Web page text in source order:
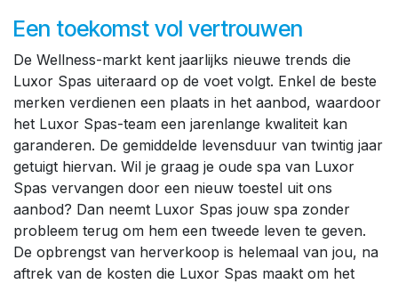
Een toekomst vol vertrouwen
De Wellness-markt kent jaarlijks nieuwe trends die
Luxor Spas uiteraard op de voet volgt. Enkel de beste
merken verdienen een plaats in het aanbod, waardoor
het Luxor Spas-team een jarenlange kwaliteit kan
garanderen. De gemiddelde levensduur van twintig jaar
getuigt hiervan. Wil je graag je oude spa van Luxor
Spas vervangen door een nieuw toestel uit ons
aanbod? Dan neemt Luxor Spas jouw spa zonder
probleem terug om hem een tweede leven te geven.
De opbrengst van herverkoop is helemaal van jou, na
aftrek van de kosten die Luxor Spas maakt om het